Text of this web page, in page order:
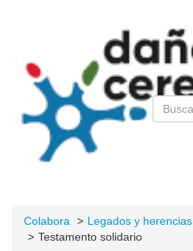
Colabora
Legados y herencias
Testamento solidario